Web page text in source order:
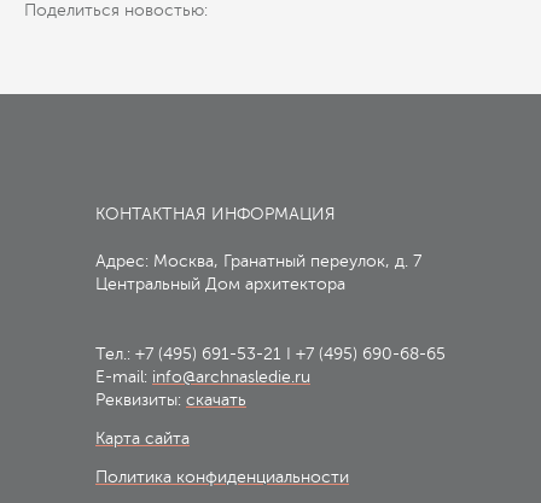
Поделиться новостью:
КОНТАКТНАЯ ИНФОРМАЦИЯ
Адрес: Москва, Гранатный переулок, д. 7
Центральный Дом архитектора
Тел.: +7 (495) 691-53-21
+7 (495) 690-68-65
E-mail: info@archnasledie.ru
Реквизиты: скачать
Карта сайта
Политика конфиденциальности